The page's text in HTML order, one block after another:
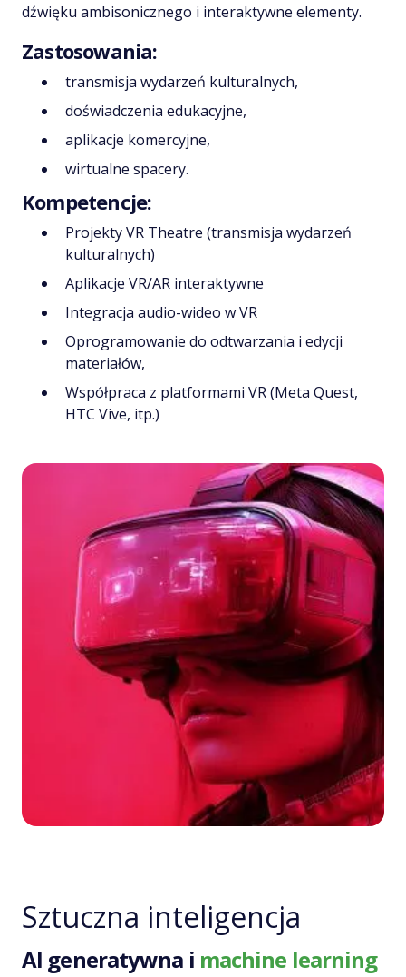
dźwięku ambisonicznego i interaktywne elementy.
Zastosowania:
transmisja wydarzeń kulturalnych,
doświadczenia edukacyjne,
aplikacje komercyjne,
wirtualne spacery.
Kompetencje:
Projekty VR Theatre (transmisja wydarzeń
kulturalnych)
Aplikacje VR/AR interaktywne
Integracja audio-wideo w VR
Oprogramowanie do odtwarzania i edycji
materiałów,
Współpraca z platformami VR (Meta Quest,
HTC Vive, itp.)
Sztuczna inteligencja
AI generatywna i machine learning